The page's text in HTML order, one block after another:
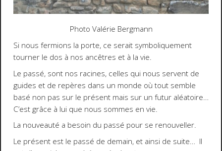
Photo Valérie Bergmann
Si nous fermions la porte, ce serait symboliquement
tourner le dos à nos ancêtres et à la vie.
Le passé, sont nos racines, celles qui nous servent de
guides et de repères dans un monde où tout semble
basé non pas sur le présent mais sur un futur aléatoire…
C’est grâce à lui que nous sommes en vie.
La nouveauté a besoin du passé pour se renouveller.
Le présent est le passé de demain, et ainsi de suite… Il